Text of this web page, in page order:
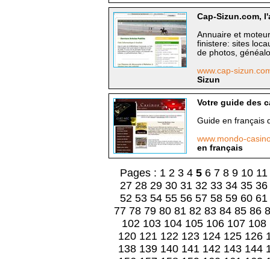
Cap-Sizun.com,
Annuaire et
finistere: sites
de photos,
www.cap-
Sizun
Votre guide des
Guide en français
www.mondo-
en français
Pages : 1 2 3 4 5 6 7 8 9 10 11
27 28 29 30 31 32 33 34 35 36
52 53 54 55 56 57 58 59 60 61
77 78 79 80 81 82 83 84 85 86
102 103 104 105 106 107 108
120 121 122 123 124 125 126
138 139 140 141 142 143 144